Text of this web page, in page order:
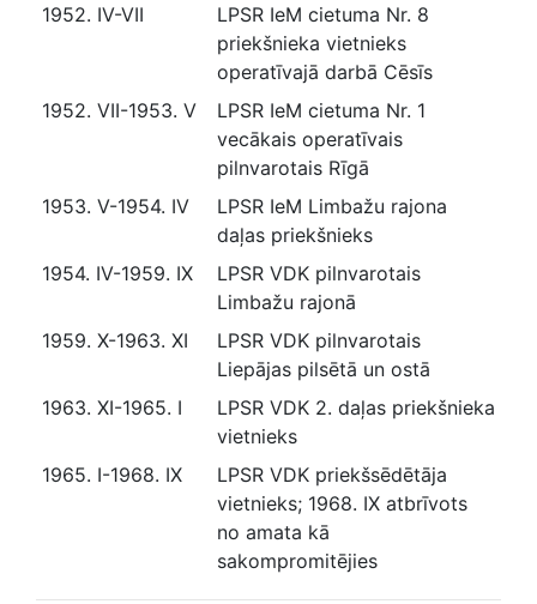
1952. IV-VII
LPSR IeM cietuma Nr. 8
priekšnieka vietnieks
operatīvajā darbā Cēsīs
1952. VII-1953. V
LPSR IeM cietuma Nr. 1
vecākais operatīvais
pilnvarotais Rīgā
1953. V-1954. IV
LPSR IeM Limbažu rajona
daļas priekšnieks
1954. IV-1959. IX
LPSR VDK pilnvarotais
Limbažu rajonā
1959. X-1963. XI
LPSR VDK pilnvarotais
Liepājas pilsētā un ostā
1963. XI-1965. I
LPSR VDK 2. daļas priekšnieka
vietnieks
1965. I-1968. IX
LPSR VDK priekšsēdētāja
vietnieks; 1968. IX atbrīvots
no amata kā
sakompromitējies